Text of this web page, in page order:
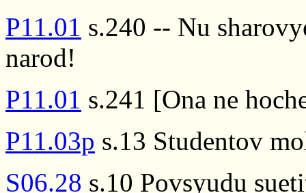
P11.01 s.240 -- Nu
narod!
P11.01 s.241 [Ona ne
P11.03p s.13 Studentov
S06.28 s.10 Povsyudu